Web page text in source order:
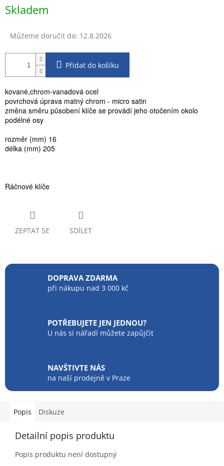
cena:
Skladem
Můžeme doručit do: 12.8.2026
Přidat do košíku
kované,chrom-vanadová ocel
povrchová úprava matný chrom - micro satin
změna směru působení klíče se provádí jeho otočením okolo
podélné osy
rozměr (mm) 16
délka (mm) 205
Ráčnové klíče
ZEPTAT SE SDÍLET
DOPRAVA ZDARMA
při nákupu nad 3 000 kč
POTŘEBUJETE JEN JEDNOU?
U nás si nářadí můžete zapůjčit
NAVŠTIVTE NÁS
na naší prodejně v Praze
Popis Diskuze
Detailní popis produktu
Popis produktu není dostupný